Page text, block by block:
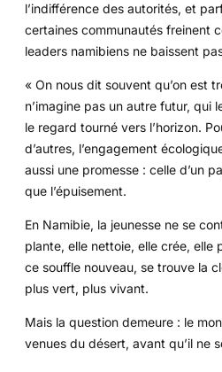
l’indifférence des autorités, et
certaines communautés freinent
leaders namibiens ne baissent
« On nous dit souvent qu’on est
n’imagine pas un autre futur, qui
le regard tourné vers l’horizon.
d’autres, l’engagement
aussi une promesse : celle d’un
que l’épuisement.
En Namibie, la jeunesse ne se
plante, elle nettoie, elle crée, elle
ce souffle nouveau, se trouve la
plus vert, plus vivant.
Mais la question demeure : le
venues du désert, avant qu’il ne